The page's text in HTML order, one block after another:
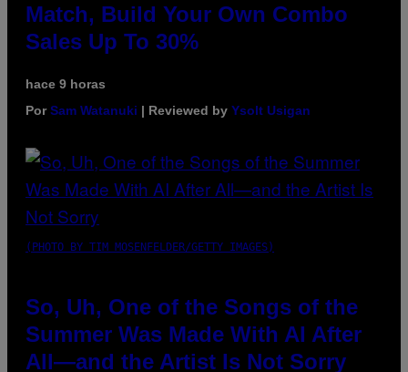
Match, Build Your Own Combo
Sales Up To 30%
hace 9 horas
PorSam Watanuki | Reviewed by Ysolt Usigan
(PHOTO BY TIM MOSENFELDER/GETTY IMAGES)
So, Uh, One of the Songs of the
Summer Was Made With AI After
All—and the Artist Is Not Sorry